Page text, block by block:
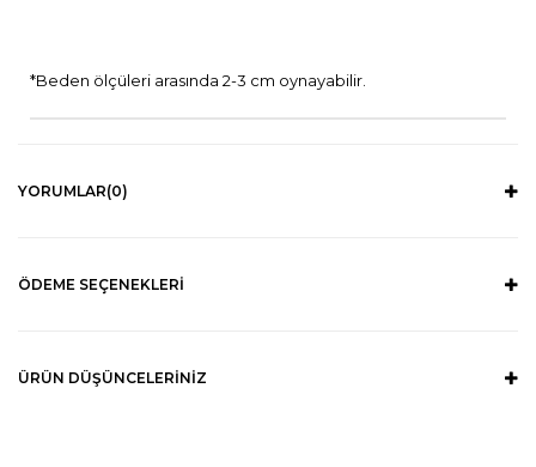
*Beden ölçüleri arasında 2-3 cm oynayabilir.
YORUMLAR(0)
ÖDEME SEÇENEKLERI
ÜRÜN DÜŞÜNCELERINIZ